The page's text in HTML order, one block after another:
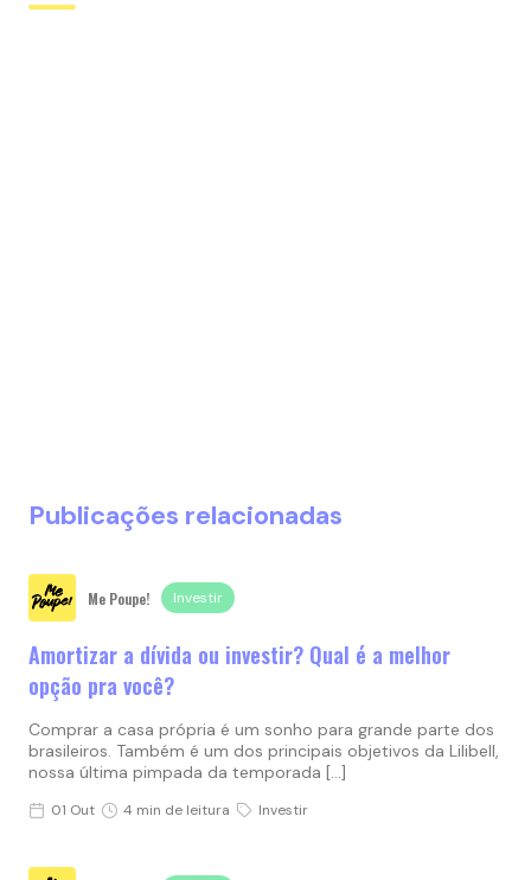
Publicações relacionadas
Me Poupe! Investir
Amortizar a dívida ou investir? Qual é a melhor
opção pra você?
Comprar a casa própria é um sonho para grande parte dos
brasileiros. Também é um dos principais objetivos da Lilibell,
nossa última pimpada da temporada […]
01 Out 4 min de leitura Investir